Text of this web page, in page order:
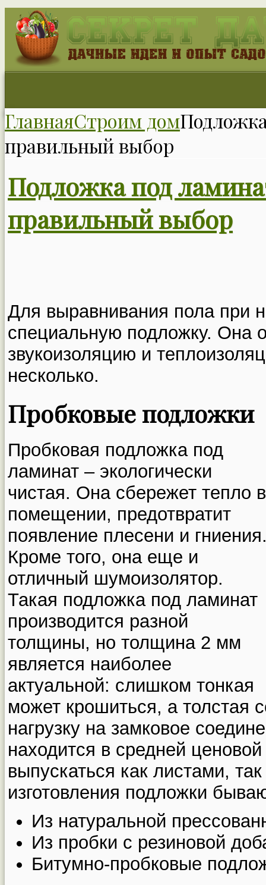
ГлавнаяСтроим дом
правильный выбор
Подложка под
правильный выбор
Для выравнивания пола при
специальную подложку. Она
звукоизоляцию и
несколько.
Пробковые подложки
Пробковая подложка под
ламинат – экологически
чистая. Она сбережет тепло в
помещении, предотвратит
появление плесени и
Кроме того, она еще и
отличный шумоизолятор.
Такая подложка под ламинат
производится разной
толщины, но толщина 2 мм
является наиболее
актуальной: слишком тонкая
может крошиться, а толстая
нагрузку на замковое
находится в средней
выпускаться как листами,
изготовления подложки
Из натуральной
Из пробки с резиновой
Битумно-пробковые